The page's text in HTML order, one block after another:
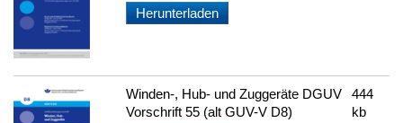
Herunterladen
Winden-, Hub- und Zuggeräte DGUV
Vorschrift 55 (alt GUV-V D8)
444
kb